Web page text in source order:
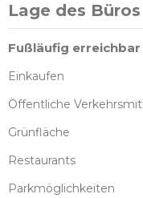
Lage des Büros
Fußläufig erreichbar
Einkaufen
Öffentliche
Grünfläche
Restaurants
Parkmöglichkeiten